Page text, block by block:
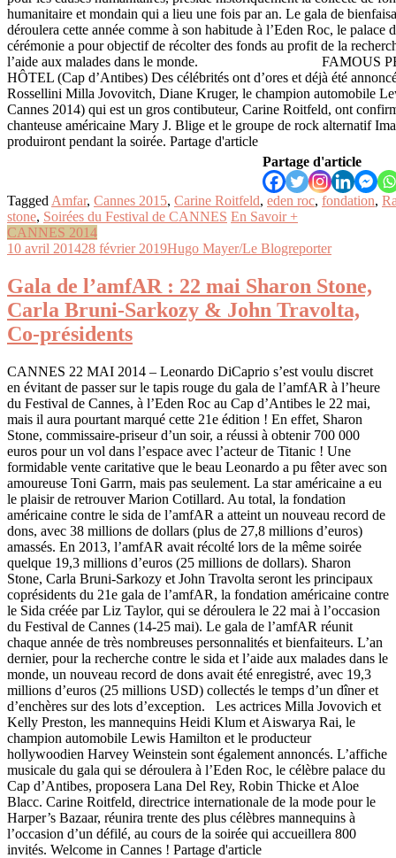
humanitaire et mondain qui a lieu une fois par an. Le gala de
déroulera cette année comme à son habitude à l’Eden Roc, le palace
cérémonie a pour objectif de récolter des fonds au profit de la
l’aide aux malades dans le monde. FAMOUS
HÔTEL (Cap d’Antibes) Des célébrités ont d’ores et déjà été
Rossellini Milla Jovovitch, Diane Kruger, le champion automobile
Cannes 2014) qui est un gros contibuteur, Carine Roitfeld, ont
chanteuse américaine Mary J. Blige et le groupe de rock alternatif
produiront pendant la soirée. Partage d'article
Partage d'article
Tagged Amfar, Cannes 2015, Carine Roitfeld, eden roc, fondation,
stone, Soirées du Festival de CANNES En Savoir +
CANNES 2014
10 avril 201428 février 2019Hugo Mayer/Le Blogreporter
Gala de l’amfAR : 22 mai Sharon Stone,
Carla Bruni-Sarkozy & John Travolta,
Co-présidents
CANNES 22 MAI 2014 – Leonardo DiCaprio s’est voulu discret
en évitant de passer sur le tapis rouge du gala de l’amfAR à l’heure
du Festival de Cannes, à l’Eden Roc au Cap d’Antibes le 22 mai,
mais il aura pourtant marqué cette 21e édition ! En effet, Sharon
Stone, commissaire-priseur d’un soir, a réussi à obtenir 700 000
euros pour un vol dans l’espace avec l’acteur de Titanic ! Une
formidable vente caritative que le beau Leonardo a pu fêter avec son
amoureuse Toni Garrn, mais pas seulement. La star américaine a eu
le plaisir de retrouver Marion Cotillard. Au total, la fondation
américaine contre le sida de l’amfAR a atteint un nouveau record de
dons, avec 38 millions de dollars (plus de 27,8 millions d’euros)
amassés. En 2013, l’amfAR avait récolté lors de la même soirée
quelque 19,3 millions d’euros (25 millions de dollars). Sharon
Stone, Carla Bruni-Sarkozy et John Travolta seront les principaux
coprésidents du 21e gala de l’amfAR, la fondation américaine contre
le Sida créée par Liz Taylor, qui se déroulera le 22 mai à l’occasion
du Festival de Cannes (14-25 mai). Le gala de l’amfAR réunit
chaque année de très nombreuses personnalités et bienfaiteurs. L’an
dernier, pour la recherche contre le sida et l’aide aux malades dans le
monde, un nouveau record de dons avait été enregistré, avec 19,3
millions d’euros (25 millions USD) collectés le temps d’un dîner et
d’enchères sur des lots d’exception. Les actrices Milla Jovovich et
Kelly Preston, les mannequins Heidi Klum et Aiswarya Rai, le
champion automobile Lewis Hamilton et le producteur
hollywoodien Harvey Weinstein sont également annoncés. L’affiche
musicale du gala qui se déroulera à l’Eden Roc, le célèbre palace du
Cap d’Antibes, proposera Lana Del Rey, Robin Thicke et Aloe
Blacc. Carine Roitfeld, directrice internationale de la mode pour le
Harper’s Bazaar, réunira trente des plus célèbres mannequins à
l’occasion d’un défilé, au cours de la soirée qui accueillera 800
invités. Welcome in Cannes ! Partage d'article